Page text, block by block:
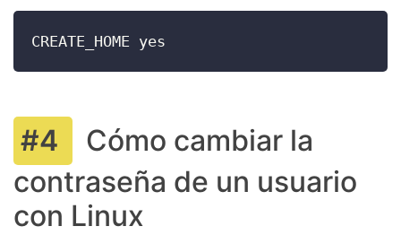
CREATE_HOME yes
Cómo cambiar la
contraseña de un usuario
con Linux